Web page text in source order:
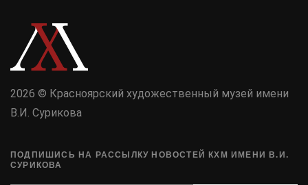
2026 © Красноярский художественный музей имени
В.И. Сурикова
ПОДПИШИСЬ НА РАССЫЛКУ НОВОСТЕЙ КХМ ИМЕНИ В.И.
СУРИКОВА